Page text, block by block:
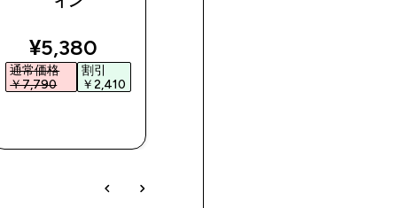
discounted price
¥5,380‎
通常価格
￥7,790‎
割引
￥2,410‎